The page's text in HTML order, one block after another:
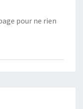
pour ne rien